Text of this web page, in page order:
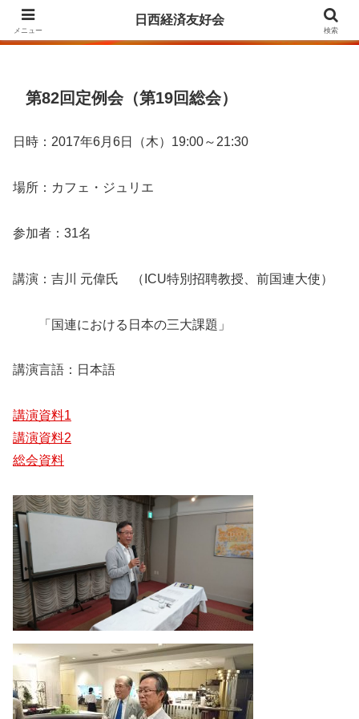
Agrupación para la Amistad y el Fomento de las Relaciones Económicas
第82回定例会（第19回総会）
日時：2017年6月6日（木）19:00～21:30
場所：カフェ・ジュリエ
参加者：31名
講演：吉川 元偉氏 （ICU特別招聘教授、前国連大使）
「国連における日本の三大課題」
講演言語：日本語
講演資料1
講演資料2
総会資料
メニュー
日西経済友好会
検索